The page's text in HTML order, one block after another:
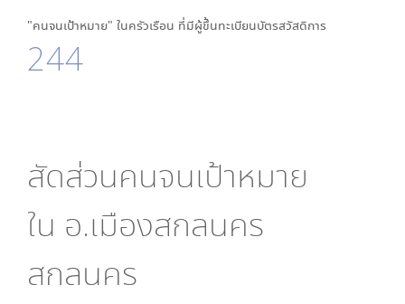
"คนจนเป้าหมาย" ในครัวเรือน ที่มีผู้ขึ้นทะเบียนบัตรสวัสดิการ
244
สัดส่วนคนจนเป้าหมาย
ใน อ.เมืองสกลนคร
สกลนคร